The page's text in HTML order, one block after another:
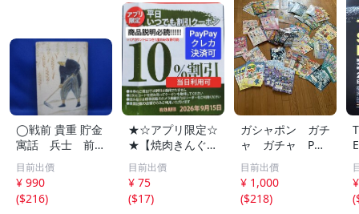
◯戦前 貴重 貯金
寓話 兵士 前
線 昭和１４年
非売品 貯金局 古
い 昭和 レトロ ア
ンティーク ヴィ
目前出價
¥ 990
($216)
★☆アプリ限定☆
★【焼肉きんぐ】
平日いつでもクー
ポン 10%割引券
9月15日まで Pay
Pay・クレカ決済
目前出價
¥ 75
($17)
ガシャポン ガチ
ャ ガチャ POP
ポップ 台紙
非売品 まとめ
て アンパンマ
ン ポケモン ガ
目前出價
¥ 1,000
($218)
(